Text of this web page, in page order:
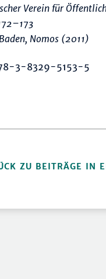
Verein für
Nomos (2011)
3-8329-5153-5
ZU BEITRÄGE IN